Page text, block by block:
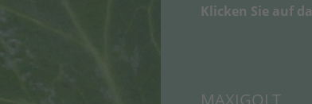
Klicken Sie auf
MAXIGOLT